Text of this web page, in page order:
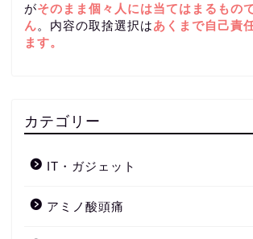
がそのまま個々人には当てはまるもの
ん。内容の取捨選択はあくまで自己責
ます。
カテゴリー
IT・ガジェット
アミノ酸頭痛